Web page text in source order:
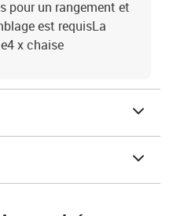
pour un rangement et
est requisLa
x chaise